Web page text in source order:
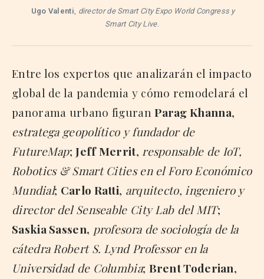
Ugo Valenti, director de Smart City Expo World Congress y
Smart City Live.
Entre los expertos que analizarán el impacto
global de la pandemia y cómo remodelará el
panorama urbano figuranParag Khanna,
estratega geopolítico y fundador de
FutureMap;Jeff Merrit,responsable de IoT,
Robotics & Smart Cities en el Foro Económico
Mundial; Carlo Ratti, arquitecto, ingeniero y
director del Senseable City Lab del MIT;
Saskia Sassen, profesora de sociología de la
cátedra Robert S. Lynd Professor en la
Universidad de Columbia; Brent Toderian,